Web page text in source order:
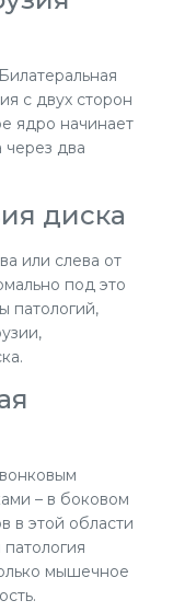
с двух сторон
ядро начинает
через два
диска
или слева от
под это
патологий,
– в боковом
в этой области
мышечное